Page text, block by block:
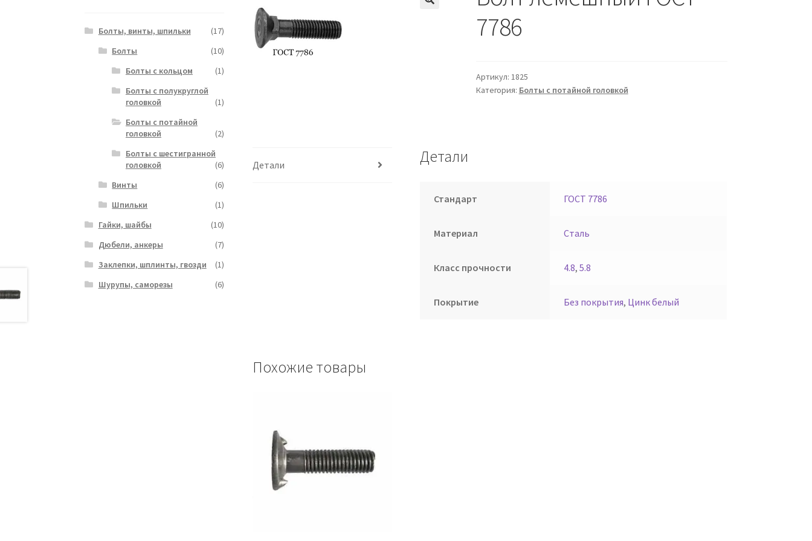
7786
Артикул: 1825
Категория: Болты с потайной головкой
Детали Детали
Стандарт ГОСТ 7786
Материал Сталь
Класс прочности 4.8, 5.8
Покрытие Без покрытия, Цинк белый
Похожие товары
Болты, винты, шпильки
(17)
Болты
(10)
Болты с кольцом
(1)
Болты с полукруглой
головкой
(1)
Болты с потайной
головкой
(2)
Болты с шестигранной
головкой
(6)
Винты
(6)
Шпильки
(1)
Гайки, шайбы
(10)
Дюбели, анкеры
(7)
Заклепки, шплинты, гвозди
(1)
Шурупы, саморезы
(6)